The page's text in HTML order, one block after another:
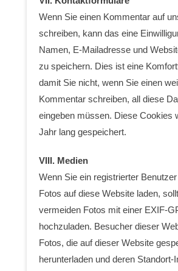
Wenn Sie einen Kommentar auf
schreiben, kann das eine
Namen, E-Mailadresse und
zu speichern. Dies ist eine
damit Sie nicht, wenn Sie einen
Kommentar schreiben, all diese
eingeben müssen. Diese Cookies
Jahr lang gespeichert.
VIII. Medien
Wenn Sie ein registrierter
Fotos auf diese Website laden,
vermeiden Fotos mit einer EXIF-
hochzuladen. Besucher dieser
Fotos, die auf dieser Website
herunterladen und deren Standort-